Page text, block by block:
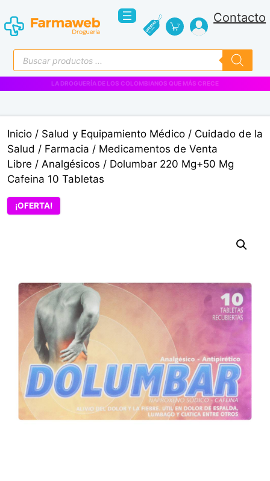
al
contenido
Contacto
Búsqueda
de
productos
VENTAS EMPRESARIALES
Inicio / Salud y Equipamiento Médico / Cuidado de la
Salud / Farmacia / Medicamentos de Venta
Libre / Analgésicos / Dolumbar 220 Mg+50 Mg
Cafeina 10 Tabletas
¡OFERTA!